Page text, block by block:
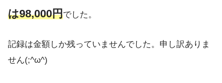
は98,000円でした。
記録は金額しか残っていませんでした。申し訳ありま
せん(;^ω^)